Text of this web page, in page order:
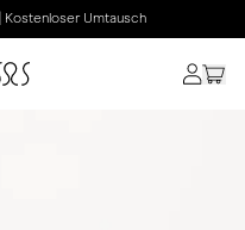
Kostenloser Umtausch